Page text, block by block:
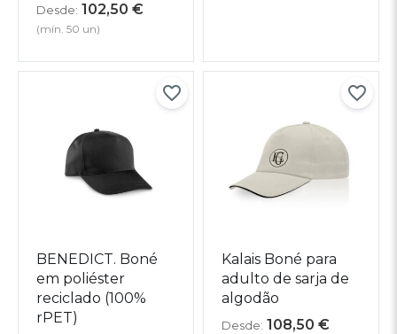
Desde: 102,50 €
(mín. 50 un)
BENEDICT. Boné
em poliéster
reciclado (100%
rPET)
Kalais Boné para
adulto de sarja de
algodão
Desde: 108,50 €